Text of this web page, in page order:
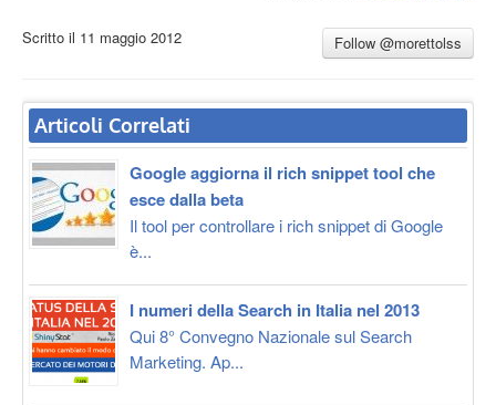
Scritto il 11 maggio 2012 Follow @morettolss
Articoli Correlati
Google aggiorna il rich snippet tool che
esce dalla beta
Il tool per controllare i rich snippet di Google
è...
I numeri della Search in Italia nel 2013
Qui 8° Convegno Nazionale sul Search
Marketing. Ap...